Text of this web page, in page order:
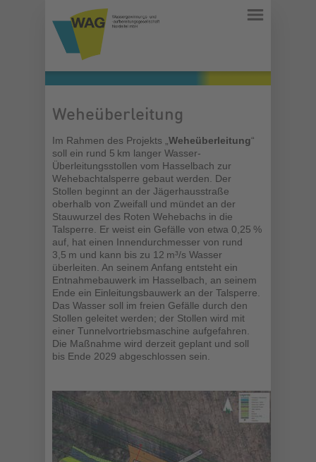
Weheüberleitung
Im Rahmen des Projekts „ Weheüberleitung“
soll ein rund 5 km langer Wasser-
Überleitungsstollen vom Hasselbach zur
Wehebachtalsperre gebaut werden. Der
Stollen beginnt an der Jägerhausstraße
oberhalb von Zweifall und mündet an der
Stauwurzel des Roten Wehebachs in die
Talsperre. Er weist ein Gefälle von etwa 0,25 %
auf, hat einen Innendurchmesser von rund
3,5 m und kann bis zu 12 m³/s Wasser
überleiten. An seinem Anfang entsteht ein
Entnahmebauwerk im Hasselbach, an seinem
Ende ein Einleitungsbauwerk an der Talsperre.
Das Wasser soll im freien Gefälle durch den
Stollen geleitet werden; der Stollen wird mit
einer Tunnelvortriebsmaschine aufgefahren.
Die Maßnahme wird derzeit geplant und soll
bis Ende 2029 abgeschlossen sein.